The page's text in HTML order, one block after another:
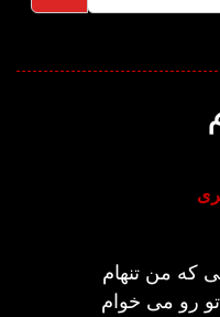
که من تنهام
رو می خوام